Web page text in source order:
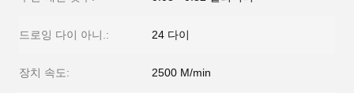
드로잉 다이 아니.: 24 다이
장치 속도: 2500 M/min